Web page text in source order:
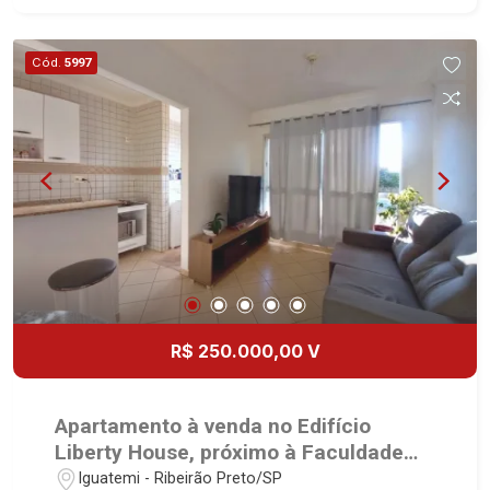
Cód. 5997
R$ 250.000,00 V
Apartamento à venda no Edifício
Liberty House, próximo à Faculdade
UNAERP - Ribeirão Preto/SP
Iguatemi - Ribeirão Preto/SP